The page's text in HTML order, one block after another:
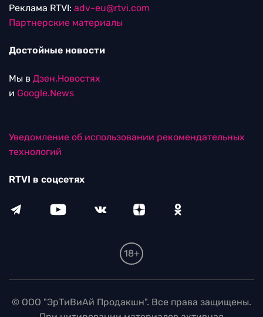
Реклама RTVI: adv-eu@rtvi.com
Партнерские материалы
Достойные новости
Мы в Дзен.Новостях
и Google.News
Уведомление об использовании рекомендательных
технологий
RTVI в соцсетях
18+
© ООО "ЭрТиВиАй Продакшн". Все права защищены.